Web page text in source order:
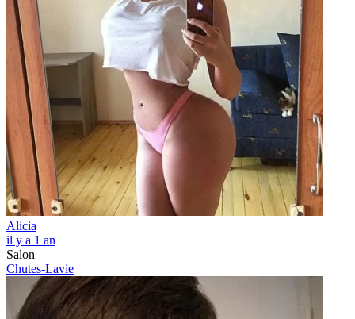
Alicia
il y a 1 an
Salon
Chutes-Lavie